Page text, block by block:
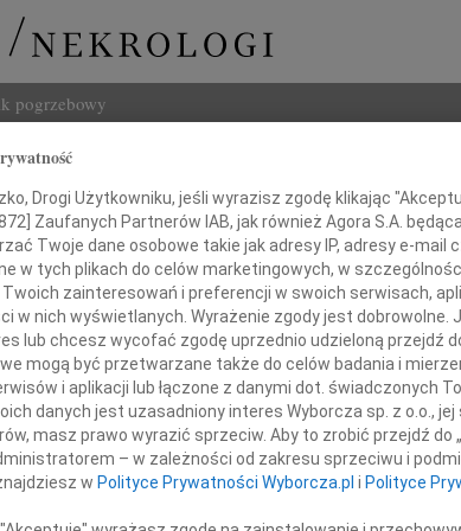
pogrzebowy
Modzelewska
zawiadamiamy, że 9 października 2009 roku
kochana Mama, Babcia i Prababcia
Drogi Użytkowniku, jeśli wyrazisz zgodę klikając
] Zaufanych Partnerów IAB, jak również Agora S.A.
Twoje dane osobowe takie jak adresy IP, adresy e-mail
w tych plikach do celów marketingowych, w
zainteresowań i preferencji w swoich serwisach,
w nich wyświetlanych. Wyrażenie zgody jest dobrowolne.
lub chcesz wycofać zgodę uprzednio udzieloną przejdź
mogą być przetwarzane także do celów badania i
i aplikacji lub łączone z danymi dot. świadczonych
danych jest uzasadniony interes Wyborcza sp. z o.o., jej
masz prawo wyrazić sprzeciw. Aby to zrobić przejdź do
– w zależności od zakresu sprzeciwu i
w Polityce Prywatności Wyborcza.pl i Polityce